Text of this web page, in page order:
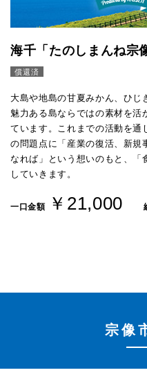
海千「たのしまんね
償還済
大島や地島の甘夏みかん、ひじ
魅力ある島ならではの素材を活
ています。これまでの活動を通
の問題点に「産業の復活、新規
なれば」という想いのもと、「
していきます。
一口金額 ￥21,000
宗像